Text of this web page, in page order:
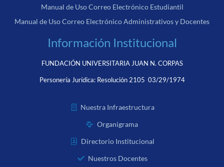
Manual de Uso Correo Electrónico Estudiantil
Manual de Uso Correo Electrónico Administrativos y Docentes
Información Institucional
FUNDACIÓN UNIVERSITARIA JUAN N. CORPAS
Personería Jurídica: Resolución 2105 03/29/1974
Nuestra Infraestructura
Organigrama
Directorio Institucional
Nuestros Docentes